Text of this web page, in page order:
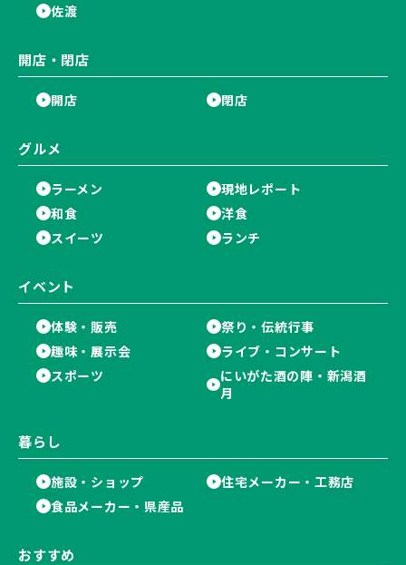
佐渡
開店・閉店
開店 閉店
グルメ
ラーメン
現地レポート
和食
洋食
スイーツ
ランチ
イベント
体験・販売
祭り・伝統行事
趣味・展示会
ライブ・コンサート
スポーツ
にいがた酒の陣・新潟酒
月
暮らし
施設・ショップ
住宅メーカー・工務店
食品メーカー・県産品
おすすめ